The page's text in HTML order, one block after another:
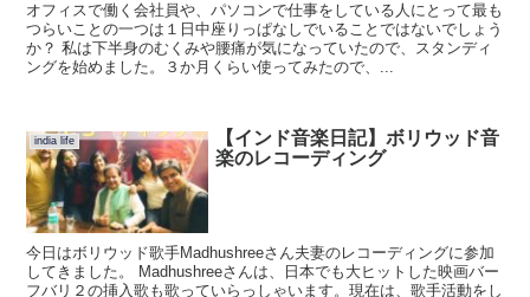
オフィスで働く会社員や、パソコンで仕事をしている人にとって最も
つらいことの一つは１日中座りっぱなしでいることではないでしょう
か？ 私は下半身のむくみや腰痛が気になっていたので、スタンディ
ングを始めました。３か月くらい使ってみたので、...
india life
【インド音楽日記】ボリウッド音
楽のレコーディング
今日はボリウッド歌手Madhushreeさん夫妻のレコーディングに参加
してきました。 Madhushreeさんは、日本でも大ヒットした映画バー
フバリ２の挿入歌も歌っていらっしゃいます。現在は、歌手活動をし